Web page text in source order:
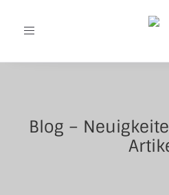
Toggle
Blog –